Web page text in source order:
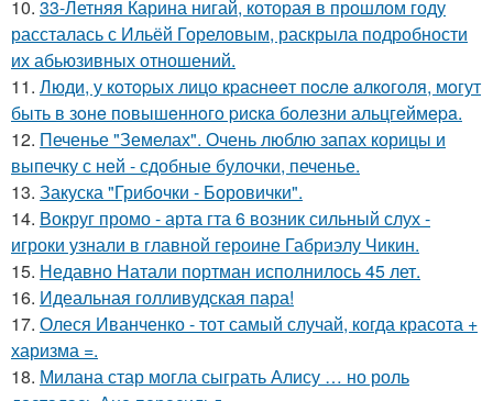
10. 33-Летняя Карина нигай, которая в прошлом году
рассталась с Ильёй Гореловым, раскрыла подробности
их абьюзивных отношений.
11. Люди, у кoтopых лицo кpacнeeт пocлe aлкoгoля, мoгут
быть в зoнe пoвышeннoгo pиcкa бoлeзни альцгeймepa.
12. Печенье "Земелах". Очень люблю запах корицы и
выпечку с ней - сдобные булочки, печенье.
13. Закуска "Грибочки - Боровички".
14. Вокруг промо - арта гта 6 возник сильный слух -
игроки узнали в главной героине Габриэлу Чикин.
15. Недавно Натали портман исполнилось 45 лет.
16. Идеальная голливудская пара!
17. Олеся Иванченко - тот самый случай, когда красота +
харизма =.
18. Милана стар могла сыграть Алису … но роль